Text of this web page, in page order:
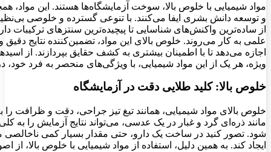
مواد شیمیایی با خلوص بالا، سوخت آزمایشگاه‌ها هستند. این
و توسعه دانش بشری ایفا می‌کنند. با تنوعی گسترده و خلوصی
از ساده‌ترین واکنش‌های شناسایی تا پیچیده‌ترین سنتزهای ترکیبات
علمی به کار می‌روند. خلوص بالای این مواد، تضمین‌کننده نتایج
اجازه می‌دهد تا با اطمینان بیشتری به کشف حقایق بپردازند. از
ویژه، هر یک از این مواد شیمیایی، با ویژگی‌های منحصر به فرد
خلوص بالا: کلید طلایی دقت در آزمایشگاه
خلوص بالای مواد شیمیایی، همانند تیغ تیز جراحی، دقت و ظرافت را
مانند ذره‌ای گرد و غبار در یک عدسی، می‌تواند نتایج آزمایش را به
شود. تصور کنید در ساخت یک دارو، حتی مقدار بسیار کمی ناخالصی
ایجاد کند. به همین دلیل، استفاده از مواد شیمیایی با خلوص بالا،